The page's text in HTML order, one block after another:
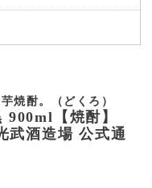
焼酎。（どくろ）
【焼酎】
武酒造場 公式通